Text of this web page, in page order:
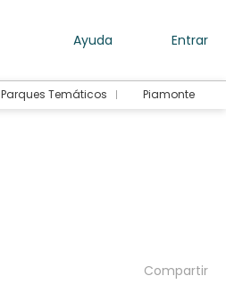
Ayuda Entrar
Parques Temáticos Piamonte
Compartir